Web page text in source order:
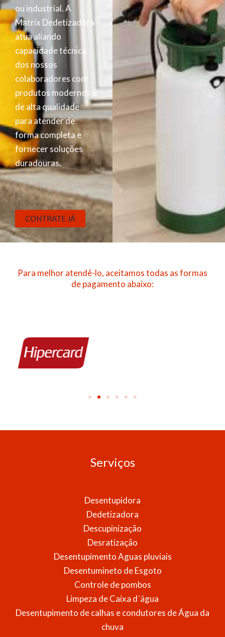
ou industrial. A
Matrix Dedetizadora
atua aliando
capacidade técnica
dos nossos
colaboradores com
produtos modernos e
de alta qualidade
para atender de
forma completa e
fornecer soluções
duradouras.
CONTRATE JÁ
Para melhor atendê-lo, aceitamos todas as formas
de pagamento abaixo:
Serviços
Desentupidora
Dedetizadora
Descupinização
Desratização
Desentupimento Aguas pluviais
Desentumineto de Esgoto
Controle de pombos
Limpeza de Caixa d´água
Desentupimento de calhas e condutores de Água da
chuva